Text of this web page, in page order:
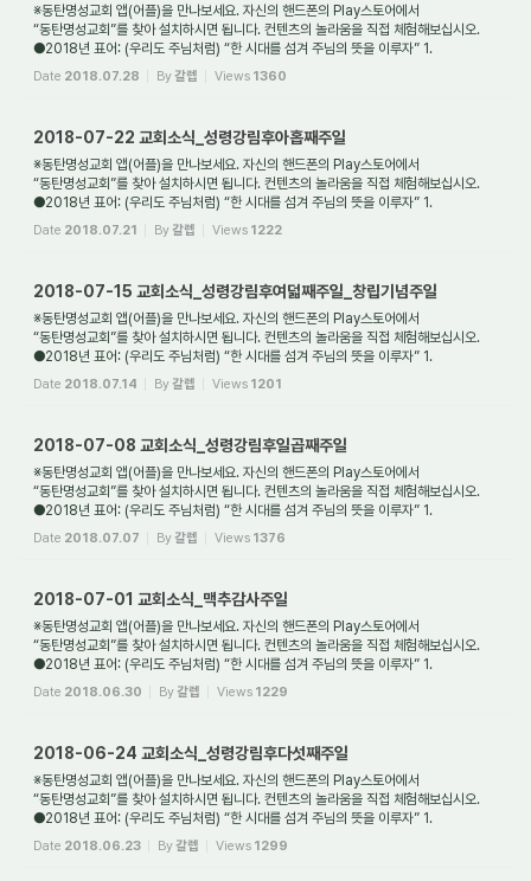
※동탄명성교회 앱(어플)을 만나보세요. 자신의 핸드폰의 Play스토어에서
“동탄명성교회”를 찾아 설치하시면 됩니다. 컨텐츠의 놀라움을 직접 체험해보십시오.
●2018년 표어: (우리도 주님처럼) “한 시대를 섬겨 주님의 뜻을 이루자” 1.
Date 2018.07.28 By갈렙 Views 1360
2018-07-22 교회소식_성령강림후아홉째주일
※동탄명성교회 앱(어플)을 만나보세요. 자신의 핸드폰의 Play스토어에서
“동탄명성교회”를 찾아 설치하시면 됩니다. 컨텐츠의 놀라움을 직접 체험해보십시오.
●2018년 표어: (우리도 주님처럼) “한 시대를 섬겨 주님의 뜻을 이루자” 1.
Date 2018.07.21 By갈렙 Views 1222
2018-07-15 교회소식_성령강림후여덟째주일_창립기념주일
※동탄명성교회 앱(어플)을 만나보세요. 자신의 핸드폰의 Play스토어에서
“동탄명성교회”를 찾아 설치하시면 됩니다. 컨텐츠의 놀라움을 직접 체험해보십시오.
●2018년 표어: (우리도 주님처럼) “한 시대를 섬겨 주님의 뜻을 이루자” 1.
Date 2018.07.14 By갈렙 Views 1201
2018-07-08 교회소식_성령강림후일곱째주일
※동탄명성교회 앱(어플)을 만나보세요. 자신의 핸드폰의 Play스토어에서
“동탄명성교회”를 찾아 설치하시면 됩니다. 컨텐츠의 놀라움을 직접 체험해보십시오.
●2018년 표어: (우리도 주님처럼) “한 시대를 섬겨 주님의 뜻을 이루자” 1.
Date 2018.07.07 By갈렙 Views 1376
2018-07-01 교회소식_맥추감사주일
※동탄명성교회 앱(어플)을 만나보세요. 자신의 핸드폰의 Play스토어에서
“동탄명성교회”를 찾아 설치하시면 됩니다. 컨텐츠의 놀라움을 직접 체험해보십시오.
●2018년 표어: (우리도 주님처럼) “한 시대를 섬겨 주님의 뜻을 이루자” 1.
Date 2018.06.30 By갈렙 Views 1229
2018-06-24 교회소식_성령강림후다섯째주일
※동탄명성교회 앱(어플)을 만나보세요. 자신의 핸드폰의 Play스토어에서
“동탄명성교회”를 찾아 설치하시면 됩니다. 컨텐츠의 놀라움을 직접 체험해보십시오.
●2018년 표어: (우리도 주님처럼) “한 시대를 섬겨 주님의 뜻을 이루자” 1.
Date 2018.06.23 By갈렙 Views 1299